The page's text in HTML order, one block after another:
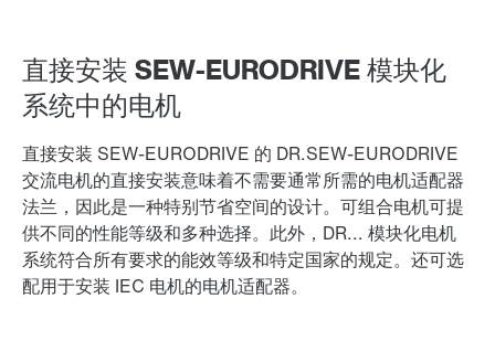
直接安装 SEW-EURODRIVE 模块化
系统中的电机
直接安装 SEW-EURODRIVE 的 DR.SEW-EURODRIVE
交流电机的直接安装意味着不需要通常所需的电机适配器
法兰，因此是一种特别节省空间的设计。可组合电机可提
供不同的性能等级和多种选择。此外，DR... 模块化电机
系统符合所有要求的能效等级和特定国家的规定。还可选
配用于安装 IEC 电机的电机适配器。